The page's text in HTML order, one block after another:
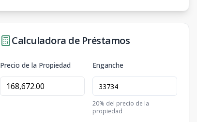
Calculadora de Préstamos
Precio de la Propiedad Enganche
20% del precio de la
propiedad